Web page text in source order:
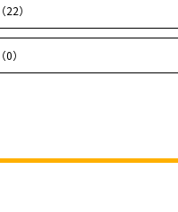
（22）
（0）